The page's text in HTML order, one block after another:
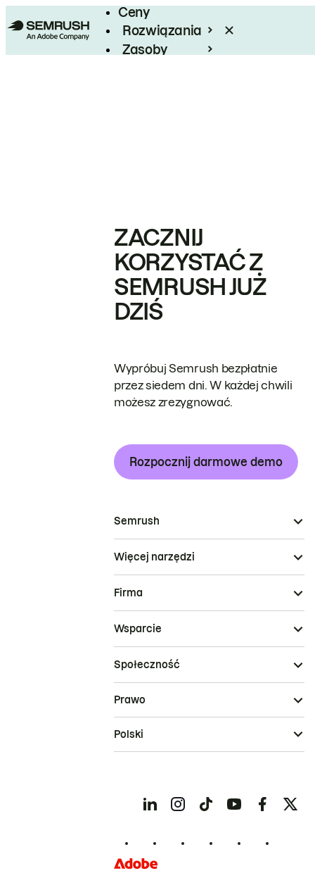
Ceny
Rozwiązania
Zasoby
ZACZNIJ
KORZYSTAĆ Z
SEMRUSH JUŻ
DZIŚ
Wypróbuj Semrush bezpłatnie
przez siedem dni. W każdej chwili
możesz zrezygnować.
Rozpocznij darmowe demo
Semrush
Więcej narzędzi
Firma
Wsparcie
Społeczność
Prawo
Polski